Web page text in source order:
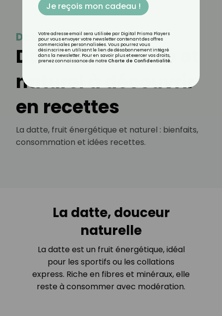
Datte
Datte : fruit sucré et
naturel à découvrir
en recettes
La datte, fruit énergétique et naturel : bienfaits,
consommation et idées recettes.
La datte, douceur
naturelle
La datte est un fruit énergétique, idéal
pour les sportifs ou les collations
express. Riche en fibres et minéraux, elle
reste à consommer avec modération.
Je reçois mon cadeau !
Votre adresse email sera utilisée par Digital Prisma Players
pour vous envoyer votre newsletter contenant des offres
commerciales personnalisées. Vous pourrez vous
désinscrire en utilisant le lien de désabonnement intégré
dans la newsletter. Pour en savoir plus et exercer vos droits,
prenez connaissance de notre Charte de Confidentialité.